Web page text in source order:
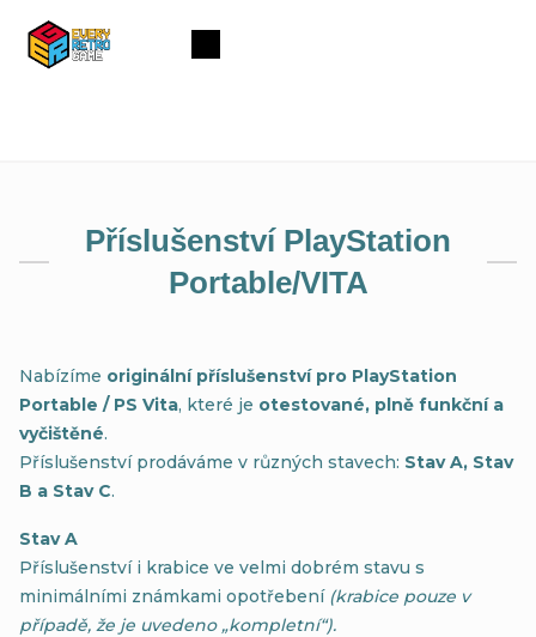
obsah
Nákupní
Příslušenství PlayStation
Portable/VITA
Nabízíme originální příslušenství pro PlayStation
Portable / PS Vita, které je otestované, plně funkční a
vyčištěné.
Příslušenství prodáváme v různých stavech: Stav A, Stav
B a Stav C.
Stav A
Příslušenství i krabice ve velmi dobrém stavu s
minimálními známkami opotřebení (krabice pouze v
případě, že je uvedeno „kompletní“).